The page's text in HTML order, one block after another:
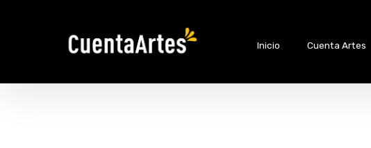
Inicio Cuenta Artes